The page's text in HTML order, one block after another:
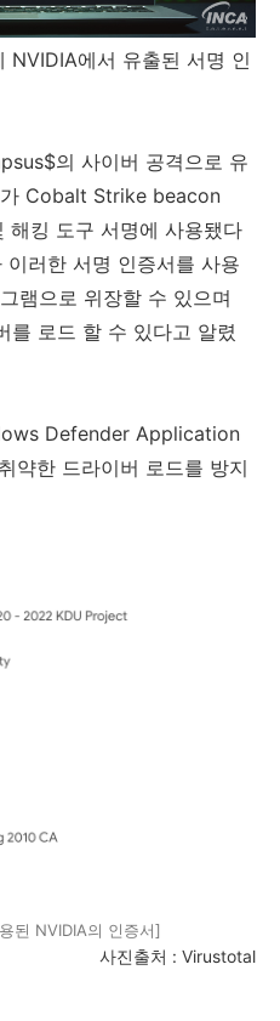
NVIDIA에서 유출된 서명 인
의 사이버 공격으로 유
Cobalt Strike beacon
해킹 도구 서명에 사용됐다
이러한 서명 인증서를 사용
램으로 위장할 수 있으며
를 로드 할 수 있다고 알렸
Defender Application
약한 드라이버 로드를 방지
된 NVIDIA의 인증서]
사진출처 : Virustotal